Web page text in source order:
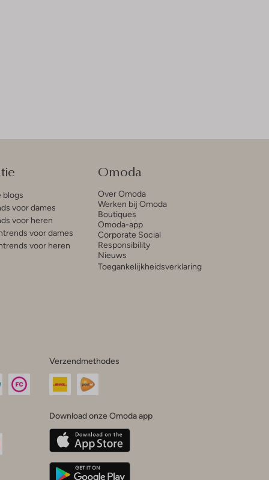
blogs
voor dames
voor heren
voor dames
voor heren
Omoda
Over Omoda
Werken bij Omoda
Boutiques
Omoda-app
Corporate Social
Responsibility
Nieuws
Toegankelijkheidsverklaring
Verzendmethodes
Download onze Omoda app